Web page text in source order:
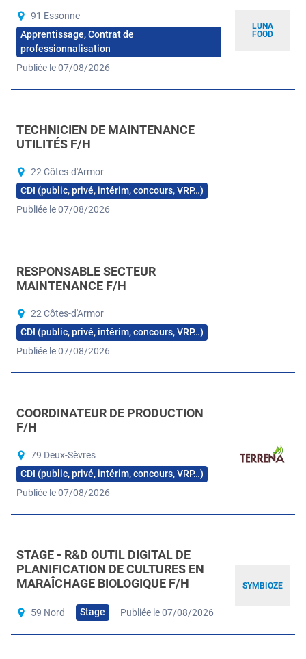
LUNA
FOOD
91 Essonne
Apprentissage, Contrat de
professionnalisation
Publiée le 07/08/2026
TECHNICIEN DE MAINTENANCE
UTILITÉS F/H
22 Côtes-d'Armor
CDI (public, privé, intérim, concours, VRP…)
Publiée le 07/08/2026
RESPONSABLE SECTEUR
MAINTENANCE F/H
22 Côtes-d'Armor
CDI (public, privé, intérim, concours, VRP…)
Publiée le 07/08/2026
COORDINATEUR DE PRODUCTION
F/H
79 Deux-Sèvres
CDI (public, privé, intérim, concours, VRP…)
Publiée le 07/08/2026
SYMBIOZE
STAGE - R&D OUTIL DIGITAL DE
PLANIFICATION DE CULTURES EN
MARAÎCHAGE BIOLOGIQUE F/H
59 Nord Stage Publiée le 07/08/2026